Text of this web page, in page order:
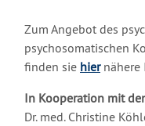
Zum Angebot des
psychosomatischen
finden sie hiernähere
In Kooperation mit
Dr. med. Christine